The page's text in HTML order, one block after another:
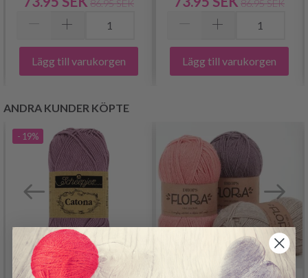
86.95 SEK
Lägg till varukorgen
86.95 SEK
Lägg till varukorgen
ANDRA KUNDER KÖPTE
- 19%